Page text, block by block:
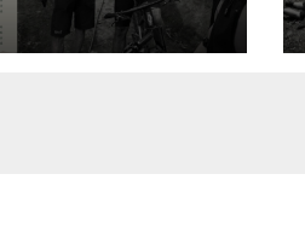
urgentes